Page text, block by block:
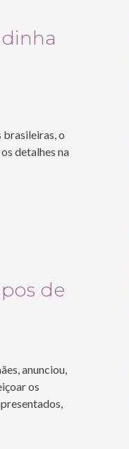
brasileiras, o
detalhes na
de
anunciou,
os